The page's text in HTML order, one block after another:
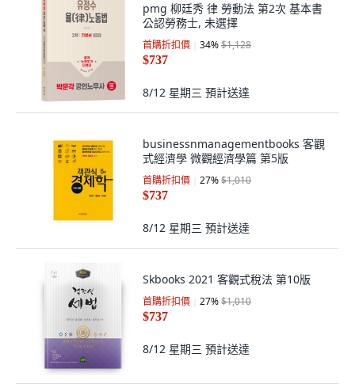
pmg 柳廷秀 律 勞動法 第2次 基本書
公認勞務士, 未選擇
首購折扣價 34%$1,128
$737
8/12 星期三 預計送達
businessnmanagementbooks 客觀
式經濟學 微觀經濟學篇 第5版
首購折扣價 27%$1,010
$737
8/12 星期三 預計送達
Skbooks 2021 客觀式稅法 第10版
首購折扣價 27%$1,010
$737
8/12 星期三 預計送達